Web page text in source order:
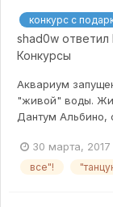
конкурс с
shad0w ответил
Конкурсы
Аквариум
"живой" воды.
Дантум Альбино,
30 марта, 2017
все"!